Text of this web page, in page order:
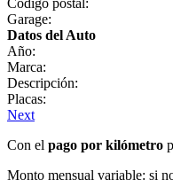
Garage:
Datos del Auto
Año:
Marca:
Descripción:
Placas:
Next
Con el pago por kilómetro
Monto mensual variable: si